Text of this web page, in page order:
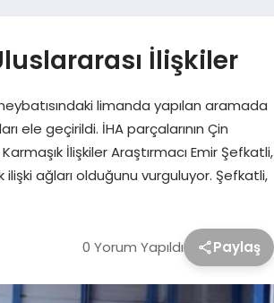
İlişkiler
limanda yapılan aramada
ele geçirildi. İHA parçalarının Çin
İlişkiler Araştırmacı Emir Şefkatli,
ağları olduğunu vurguluyor. Şefkatli,
0 Yorum Yapıldı Paylaş